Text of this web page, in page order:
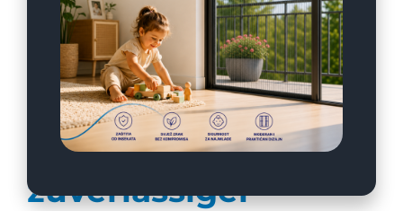
BOSFOR Style – Ihr
zuverlässiger